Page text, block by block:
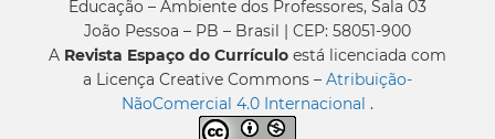
Educação – Ambiente dos Professores, Sala 03
João Pessoa – PB – Brasil | CEP: 58051-900
A Revista Espaço do Currículo está licenciada com
a Licença Creative Commons – Atribuição-
NãoComercial 4.0 Internacional .